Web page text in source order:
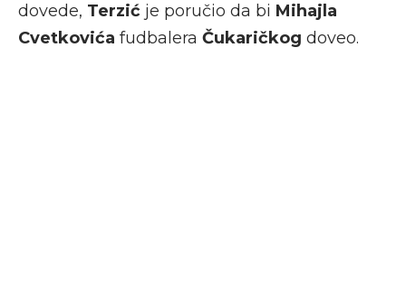
dovede, Terzić je poručio da bi Mihajla
Cvetkovića fudbalera Čukaričkog doveo.